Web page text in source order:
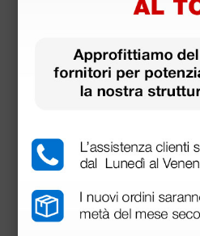
Adattatore con presa 4mm
monouso a francobollo e a
27,50 €
(Prezzo i.e.)